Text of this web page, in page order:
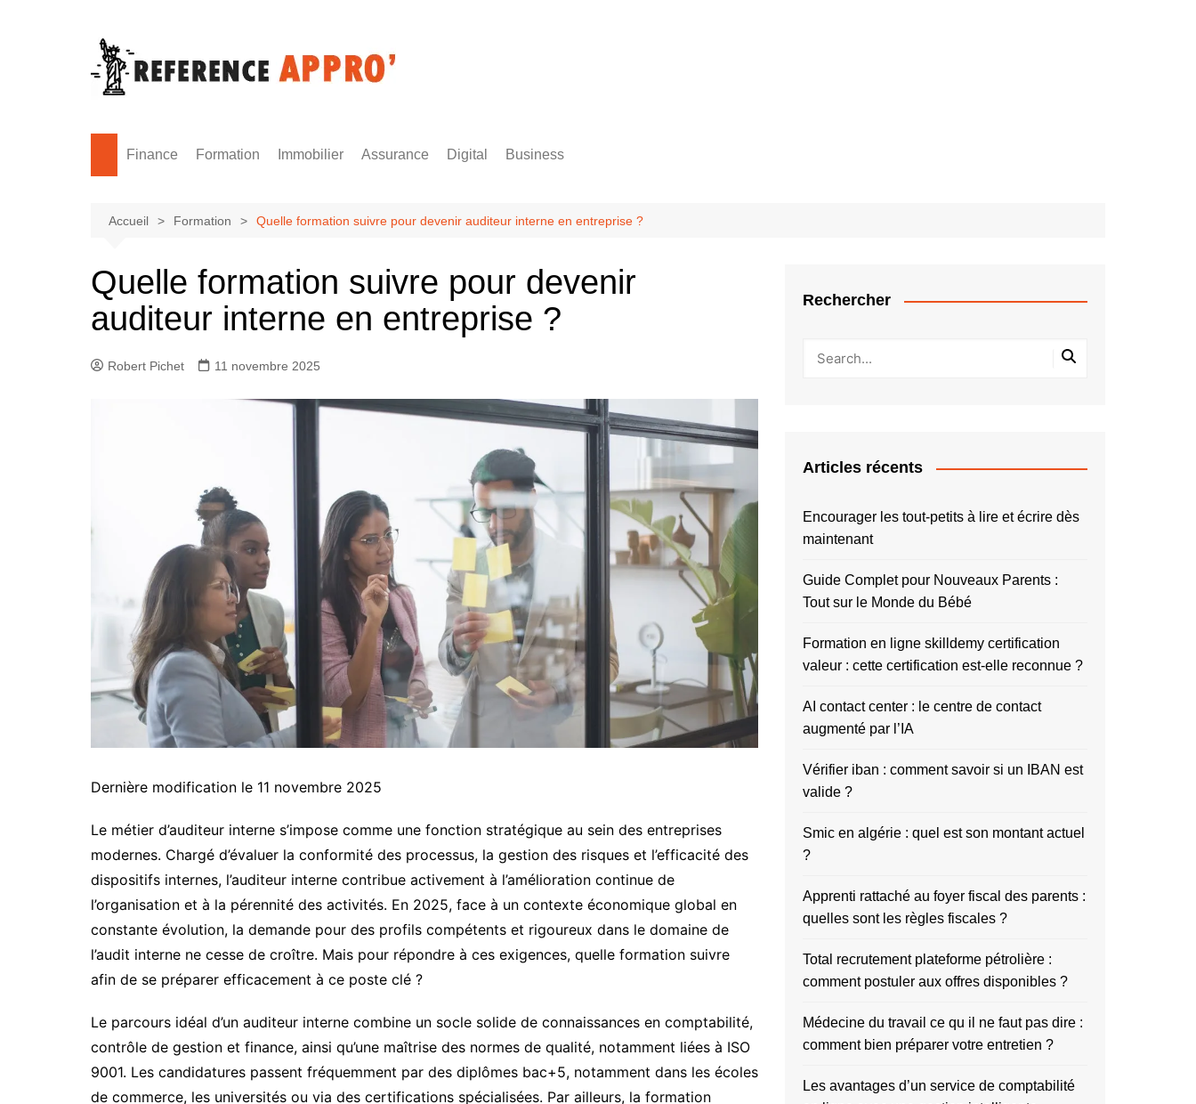
Finance Formation Immobilier Assurance Digital Business
Accueil Formation Quelle formation suivre pour devenir auditeur interne en entreprise ?
Quelle formation suivre pour devenir
auditeur interne en entreprise ?
Robert Pichet 11 novembre 2025
Dernière modification le 11 novembre 2025
Le métier d’auditeur interne s’impose comme une fonction stratégique au sein des entreprises
modernes. Chargé d’évaluer la conformité des processus, la gestion des risques et l’efficacité des
dispositifs internes, l’auditeur interne contribue activement à l’amélioration continue de
l’organisation et à la pérennité des activités. En 2025, face à un contexte économique global en
constante évolution, la demande pour des profils compétents et rigoureux dans le domaine de
l’audit interne ne cesse de croître. Mais pour répondre à ces exigences, quelle formation suivre
afin de se préparer efficacement à ce poste clé ?
Le parcours idéal d’un auditeur interne combine un socle solide de connaissances en comptabilité,
contrôle de gestion et finance, ainsi qu’une maîtrise des normes de qualité, notamment liées à ISO
9001. Les candidatures passent fréquemment par des diplômes bac+5, notamment dans les écoles
de commerce, les universités ou via des certifications spécialisées. Par ailleurs, la formation
Rechercher
Articles récents
Encourager les tout-petits à lire et écrire dès
maintenant
Guide Complet pour Nouveaux Parents :
Tout sur le Monde du Bébé
Formation en ligne skilldemy certification
valeur : cette certification est-elle reconnue ?
AI contact center : le centre de contact
augmenté par l’IA
Vérifier iban : comment savoir si un IBAN est
valide ?
Smic en algérie : quel est son montant actuel
?
Apprenti rattaché au foyer fiscal des parents :
quelles sont les règles fiscales ?
Total recrutement plateforme pétrolière :
comment postuler aux offres disponibles ?
Médecine du travail ce qu il ne faut pas dire :
comment bien préparer votre entretien ?
Les avantages d’un service de comptabilité